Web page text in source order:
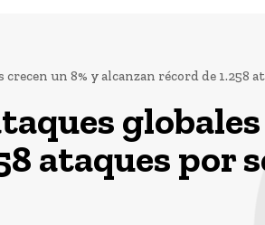
un 8% y alcanzan récord de 1.258
globales
ataques por